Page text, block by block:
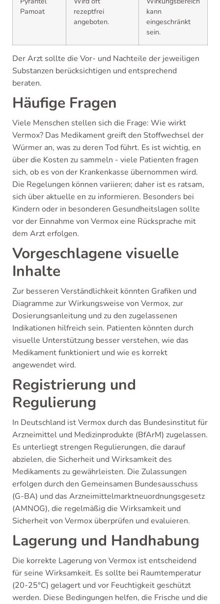
Pamoat
rezeptfrei
angeboten.
kann
eingeschränkt
sein.
Der Arzt sollte die Vor- und Nachteile der jeweiligen
Substanzen berücksichtigen und entsprechend
beraten.
Häufige Fragen
Viele Menschen stellen sich die Frage: Wie wirkt
Vermox? Das Medikament greift den Stoffwechsel der
Würmer an, was zu deren Tod führt. Es ist wichtig, en
über die Kosten zu sammeln - viele Patienten fragen
sich, ob es von der Krankenkasse übernommen wird.
Die Regelungen können variieren; daher ist es ratsam,
sich über aktuelle en zu informieren. Besonders bei
Kindern oder in besonderen Gesundheitslagen sollte
vor der Einnahme von Vermox eine Rücksprache mit
dem Arzt erfolgen.
Vorgeschlagene visuelle
Inhalte
Zur besseren Verständlichkeit könnten Grafiken und
Diagramme zur Wirkungsweise von Vermox, zur
Dosierungsanleitung und zu den zugelassenen
Indikationen hilfreich sein. Patienten könnten durch
visuelle Unterstützung besser verstehen, wie das
Medikament funktioniert und wie es korrekt
angewendet wird.
Registrierung und
Regulierung
In Deutschland ist Vermox durch das Bundesinstitut für
Arzneimittel und Medizinprodukte (BfArM) zugelassen.
Es unterliegt strengen Regulierungen, die darauf
abzielen, die Sicherheit und Wirksamkeit des
Medikaments zu gewährleisten. Die Zulassungen
erfolgen durch den Gemeinsamen Bundesausschuss
(G-BA) und das Arzneimittelmarktneuordnungsgesetz
(AMNOG), die regelmäßig die Wirksamkeit und
Sicherheit von Vermox überprüfen und evaluieren.
Lagerung und Handhabung
Die korrekte Lagerung von Vermox ist entscheidend
für seine Wirksamkeit. Es sollte bei Raumtemperatur
(20-25°C) gelagert und vor Feuchtigkeit geschützt
werden. Diese Bedingungen helfen, die Frische und die